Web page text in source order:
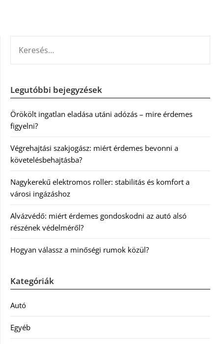
Legutóbbi bejegyzések
Örökölt ingatlan eladása utáni adózás – mire érdemes
figyelni?
Végrehajtási szakjogász: miért érdemes bevonni a
követelésbehajtásba?
Nagykerekű elektromos roller: stabilitás és komfort a
városi ingázáshoz
Alvázvédő: miért érdemes gondoskodni az autó alsó
részének védelméről?
Hogyan válassz a minőségi rumok közül?
Kategóriák
Autó
Egyéb